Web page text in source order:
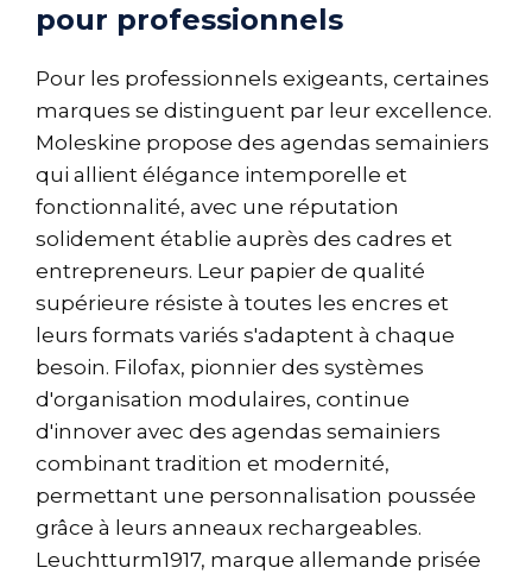
pour professionnels
Pour les professionnels exigeants, certaines
marques se distinguent par leur excellence.
Moleskine propose des agendas semainiers
qui allient élégance intemporelle et
fonctionnalité, avec une réputation
solidement établie auprès des cadres et
entrepreneurs. Leur papier de qualité
supérieure résiste à toutes les encres et
leurs formats variés s'adaptent à chaque
besoin. Filofax, pionnier des systèmes
d'organisation modulaires, continue
d'innover avec des agendas semainiers
combinant tradition et modernité,
permettant une personnalisation poussée
grâce à leurs anneaux rechargeables.
Leuchtturm1917, marque allemande prisée